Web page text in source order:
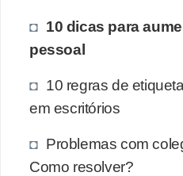
10 dicas para
pessoal
10 regras de
em escritórios
Problemas com
Como resolver?